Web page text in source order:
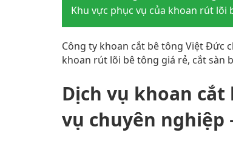
Khu vực phục vụ của khoan rút lõi
Công ty khoan cắt bê tông Việt Đức
khoan rút lõi bê tông giá rẻ, cắt sàn
Dịch vụ khoan
vụ chuyên nghiệp